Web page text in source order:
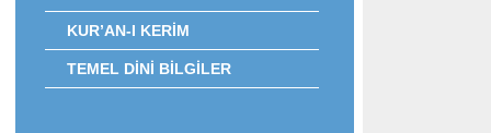
KUR’AN-I KERİM
TEMEL DİNİ BİLGİLER